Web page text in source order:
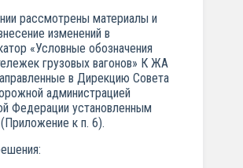
рассмотрены материалы и
изменений в
«Условные обозначения
грузовых вагонов» К ЖА
в Дирекцию Совета
администрацией
Федерации установленным
к п. 6).